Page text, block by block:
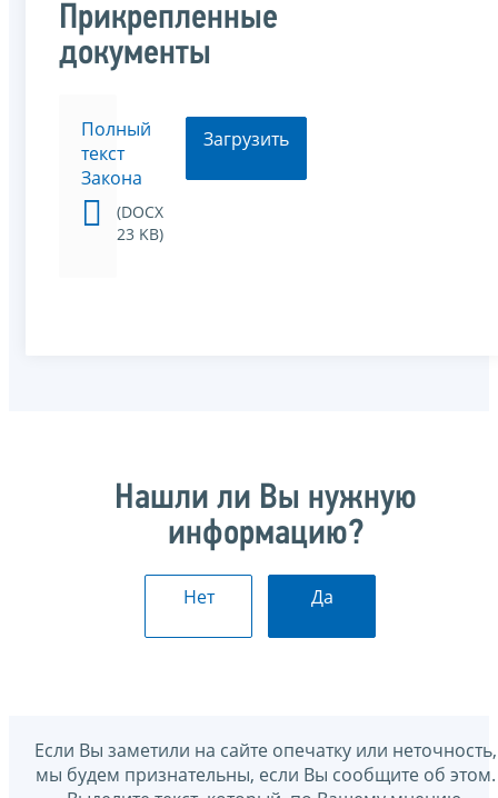
Прикрепленные
документы
Полный
текст
Закона
(DOCX
23 KB)
Загрузить
Нашли ли Вы нужную
информацию?
Нет Да
Если Вы заметили на сайте опечатку или неточность,
мы будем признательны, если Вы сообщите об этом.